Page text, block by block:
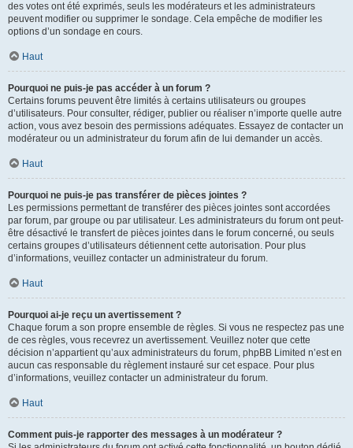
des votes ont été exprimés, seuls les modérateurs et les administrateurs
peuvent modifier ou supprimer le sondage. Cela empêche de modifier les
options d’un sondage en cours.
Haut
Pourquoi ne puis-je pas accéder à un forum ?
Certains forums peuvent être limités à certains utilisateurs ou groupes
d’utilisateurs. Pour consulter, rédiger, publier ou réaliser n’importe quelle autre
action, vous avez besoin des permissions adéquates. Essayez de contacter un
modérateur ou un administrateur du forum afin de lui demander un accès.
Haut
Pourquoi ne puis-je pas transférer de pièces jointes ?
Les permissions permettant de transférer des pièces jointes sont accordées
par forum, par groupe ou par utilisateur. Les administrateurs du forum ont peut-
être désactivé le transfert de pièces jointes dans le forum concerné, ou seuls
certains groupes d’utilisateurs détiennent cette autorisation. Pour plus
d’informations, veuillez contacter un administrateur du forum.
Haut
Pourquoi ai-je reçu un avertissement ?
Chaque forum a son propre ensemble de règles. Si vous ne respectez pas une
de ces règles, vous recevrez un avertissement. Veuillez noter que cette
décision n’appartient qu’aux administrateurs du forum, phpBB Limited n’est en
aucun cas responsable du règlement instauré sur cet espace. Pour plus
d’informations, veuillez contacter un administrateur du forum.
Haut
Comment puis-je rapporter des messages à un modérateur ?